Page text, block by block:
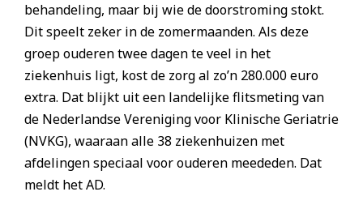
behandeling, maar bij wie de doorstroming stokt.
Dit speelt zeker in de zomermaanden. Als deze
groep ouderen twee dagen te veel in het
ziekenhuis ligt, kost de zorg al zo’n 280.000 euro
extra. Dat blijkt uit een landelijke flitsmeting van
de Nederlandse Vereniging voor Klinische Geriatrie
(NVKG), waaraan alle 38 ziekenhuizen met
afdelingen speciaal voor ouderen meededen. Dat
meldt het AD.